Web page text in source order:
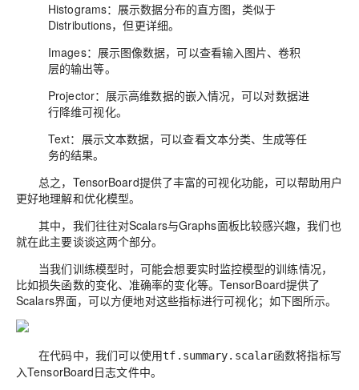
Histograms：展示数据分布的直方图，类似于
Distributions，但更详细。
Images：展示图像数据，可以查看输入图片、卷积
层的输出等。
Projector：展示高维数据的嵌入情况，可以对数据进
行降维可视化。
Text：展示文本数据，可以查看文本分类、生成等任
务的结果。
总之， TensorBoard提供了丰富的可视化功能，可以帮助用户
更好地理解和优化模型。
其中，我们往往对Scalars与Graphs面板比较感兴趣，我们也
就在此主要谈谈这两个部分。
当我们训练模型时，可能会想要实时监控模型的训练情况，
比如损失函数的变化、准确率的变化等。 TensorBoard提供了
Scalars界面，可以方便地对这些指标进行可视化；如下图所示。
在代码中，我们可以使用tf.summary.scalar函数将指标写
入TensorBoard日志文件中。